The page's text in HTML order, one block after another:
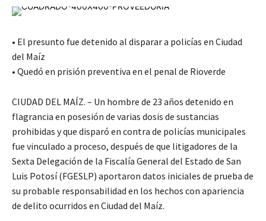
• El presunto fue detenido al disparar a policías en Ciudad
del Maíz
• Quedó en prisión preventiva en el penal de Rioverde
CIUDAD DEL MAÍZ. – Un hombre de 23 años detenido en
flagrancia en posesión de varias dosis de sustancias
prohibidas y que disparó en contra de policías municipales
fue vinculado a proceso, después de que litigadores de la
Sexta Delegación de la Fiscalía General del Estado de San
Luis Potosí (FGESLP) aportaron datos iniciales de prueba de
su probable responsabilidad en los hechos con apariencia
de delito ocurridos en Ciudad del Maíz.